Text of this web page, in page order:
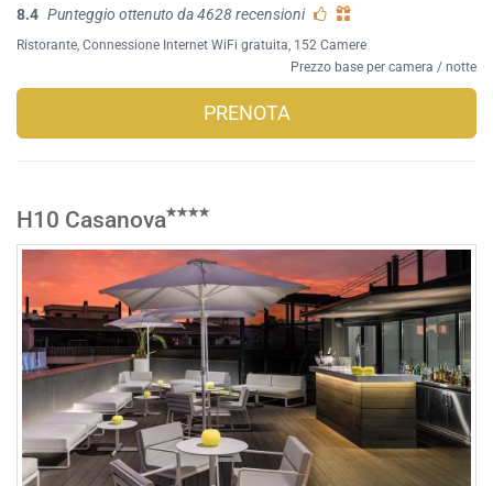
8.4 Punteggio ottenuto da 4628 recensioni
Ristorante Connessione Internet WiFi gratuita , 152 Camere
Prezzo base per camera / notte
PRENOTA
H10 Casanova